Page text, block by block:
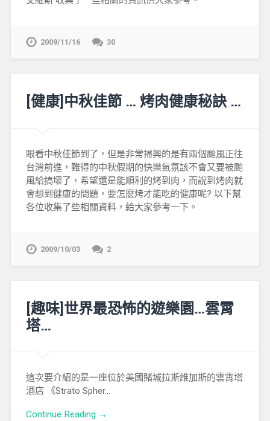
2009/11/16 30
[健康]中秋佳節 … 烤肉健康秘訣 …
眼看中秋佳節到了，但是非常掃興的是有兩個颱風正往
台灣前進，難得的中秋假期的快樂氣氛該不會又要被颱
風給搞壞了，希望還是能順利的烤到肉，而說到烤肉就
會想到健康的問題，要怎麼烤才能吃的健康呢? 以下幫
各位收集了些相關資料，給大家參考一下。
2009/10/03 2
[趣味]世界最恐怖的遊樂園…雲霄
塔…
這次要介紹的是一座位於美國賭城拉斯維加斯的雲霄塔
酒店 《Strato Spher…
Continue Reading →